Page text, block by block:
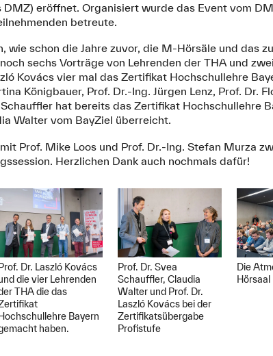
eröffnet. Organisiert wurde das Event vom
betreute.
wie schon die Jahre zuvor, die M-Hörsäle und das
sechs Vorträge von Lehrenden der THA und
Kovács vier mal das Zertifikat Hochschullehre
Königbauer, Prof. Dr.-Ing. Jürgen Lenz, Prof. Dr.
Schauffler hat bereits das Zertifikat Hochschullehre
Walter vom BayZiel überreicht.
Prof. Mike Loos und Prof. Dr.-Ing. Stefan Murza
Herzlichen Dank auch nochmals dafür!
Prof. Dr. Laszló Kovács
die vier Lehrenden
THA die das
Hochschullehre Bayern
haben.
Prof. Dr. Svea
Schauffler, Claudia
Walter und Prof. Dr.
Laszló Kovács bei der
Zertifikatsübergabe
Profistufe
Die
Hörsaal